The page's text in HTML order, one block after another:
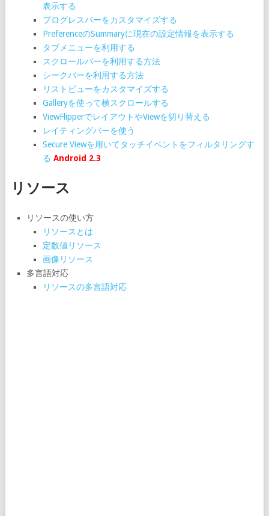
表示する
プログレスバーをカスタマイズする
PreferenceのSummaryに現在の設定情報を表示する
タブメニューを利用する
スクロールバーを利用する方法
シークバーを利用する方法
リストビューをカスタマイズする
Galleryを使って横スクロールする
ViewFlipperでレイアウトやViewを切り替える
レイティングバーを使う
Secure Viewを用いてタッチイベントをフィルタリングす
る Android 2.3
リソース
リソースの使い方
リソースとは
定数値リソース
画像リソース
多言語対応
リソースの多言語対応